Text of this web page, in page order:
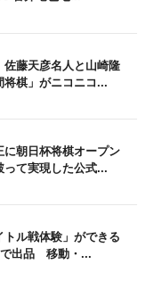
藤天彦名人と山崎隆
将棋」がニコニコ...
朝日杯将棋オープン
て実現した公式...
ル戦体験」ができる
で出品 移動・...